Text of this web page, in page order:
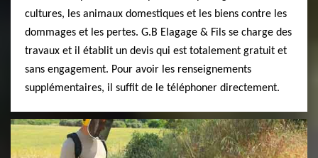
cultures, les animaux domestiques et les biens contre les
dommages et les pertes. G.B Elagage & Fils se charge des
travaux et il établit un devis qui est totalement gratuit et
sans engagement. Pour avoir les renseignements
supplémentaires, il suffit de le téléphoner directement.